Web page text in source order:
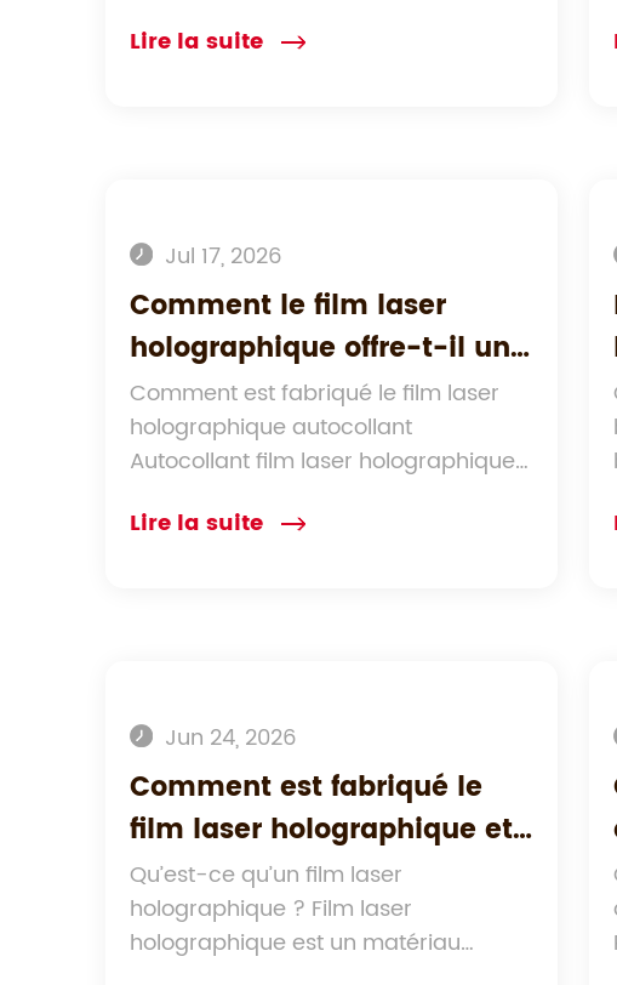
Lire la suite
Jul 17, 2026
Comment le film laser
holographique offre-t-il une
protection anti-contrefaçon
sur les emballages ?
Comment est fabriqué le film laser
holographique autocollant
Autocollant film laser holographique
Lire la suite
Jun 24, 2026
Comment est fabriqué le
film laser holographique et
quels sont ses meilleurs cas
d’utilisation ?
Qu’est-ce qu’un film laser
holographique ? Film laser
holographique est un matériau